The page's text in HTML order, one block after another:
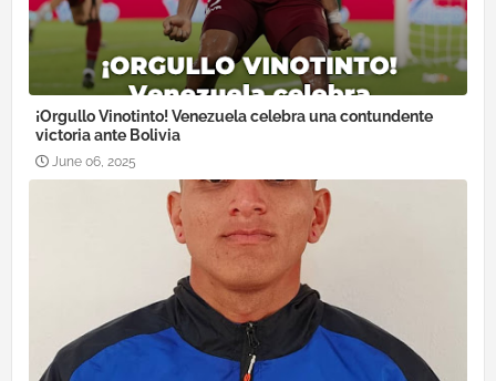
¡Orgullo Vinotinto! Venezuela celebra una contundente
victoria ante Bolivia
June 06, 2025